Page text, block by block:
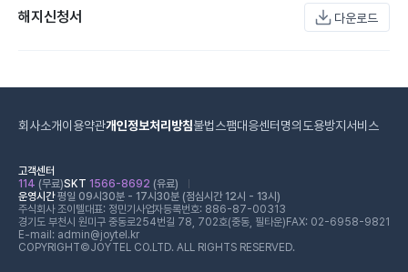
해지신청서 다운로드
회사소개이용약관개인정보처리방침불법스팸대응센터 명의도용방지서비스
고객센터
114 (무료)SKT 1566-8692 (유료)
운영시간평일 09시30분 - 17시30분 (점심시간 12시 - 13시)
주식회사 조이텔대표: 정민기 사업자등록번호: 886-87-00313
경기도 부천시 원미구 중동로254번길 78, 702호(중동, 필타운) FAX: 02-6958-9821
E-mail: admin@joytel.kr
COPYRIGHT©JOYTEL CO.LTD. ALL RIGHTS RESERVED.